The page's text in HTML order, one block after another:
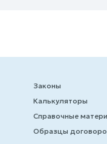
Законы
Калькуляторы
Справочные
Образцы